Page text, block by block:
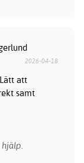
2026-04-18
att
samt